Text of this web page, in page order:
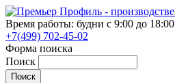
Время работы: будни с 9:00 до 18:00
+7(499) 702-45-02
Форма поиска
Поиск